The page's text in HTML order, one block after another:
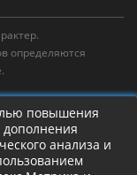
определяются
повышения
дополнения
анализа и